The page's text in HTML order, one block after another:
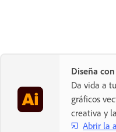
Diseña
Da vida a
gráficos
creativa y
Abrir la